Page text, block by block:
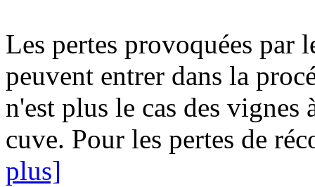
Les pertes provoquées par
peuvent entrer dans la
n'est plus le cas des vignes
cuve. Pour les pertes de
plus]